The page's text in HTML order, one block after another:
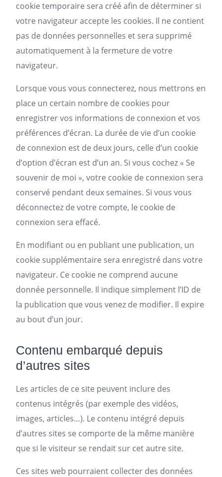
cookie temporaire sera créé afin de déterminer si
votre navigateur accepte les cookies. Il ne contient
pas de données personnelles et sera supprimé
automatiquement à la fermeture de votre
navigateur.
Lorsque vous vous connecterez, nous mettrons en
place un certain nombre de cookies pour
enregistrer vos informations de connexion et vos
préférences d’écran. La durée de vie d’un cookie
de connexion est de deux jours, celle d’un cookie
d’option d’écran est d’un an. Si vous cochez « Se
souvenir de moi », votre cookie de connexion sera
conservé pendant deux semaines. Si vous vous
déconnectez de votre compte, le cookie de
connexion sera effacé.
En modifiant ou en publiant une publication, un
cookie supplémentaire sera enregistré dans votre
navigateur. Ce cookie ne comprend aucune
donnée personnelle. Il indique simplement l’ID de
la publication que vous venez de modifier. Il expire
au bout d’un jour.
Contenu embarqué depuis
d’autres sites
Les articles de ce site peuvent inclure des
contenus intégrés (par exemple des vidéos,
images, articles…). Le contenu intégré depuis
d’autres sites se comporte de la même manière
que si le visiteur se rendait sur cet autre site.
Ces sites web pourraient collecter des données